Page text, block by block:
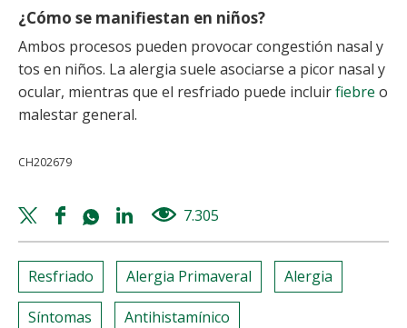
¿Cómo se manifiestan en niños?
Ambos procesos pueden provocar congestión nasal y
tos en niños. La alergia suele asociarse a picor nasal y
ocular, mientras que el resfriado puede incluirfiebre o
malestar general.
CH202679
Twitter
share
Facebook
share
Whatsapp
share
Linkedin
share
7.305
Resfriado Alergia Primaveral Alergia
Síntomas Antihistamínico